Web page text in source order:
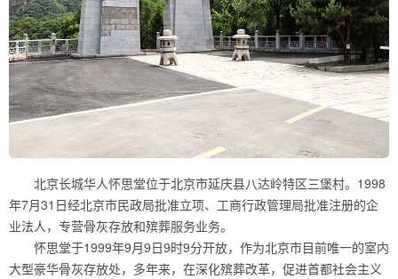
北京长城华人怀思堂位于北京市延庆县八达岭特区三堡村。1998
年7月31日经北京市民政局批准立项、工商行政管理局批准注册的企
业法人，专营骨灰存放和殡葬服务业务。
怀思堂于1999年9月9日9时9分开放，作为北京市目前唯一的室内
大型豪华骨灰存放处，多年来，在深化殡葬改革，促进首都社会主义